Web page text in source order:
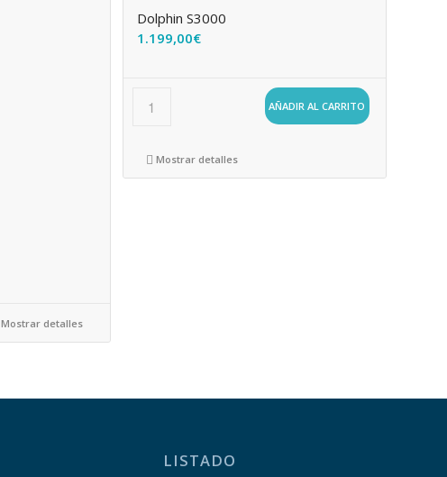
Mostrar detalles
Dolphin S3000
1.199,00€
AÑADIR AL CARRITO
Mostrar detalles
LISTADO